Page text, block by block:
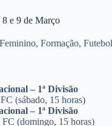
8 e 9 de Março
Feminino,Formação,Futebol
– 1ª Divisão
(sábado, 15 horas)
– 1ª Divisão
(domingo, 15 horas)